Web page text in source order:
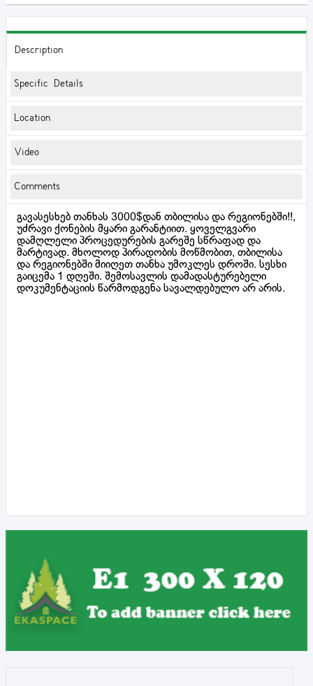
Description
Specific Details
Location
Video
Comments
გავასესხებ თანხას 3000$დან თბილისა და რეგიონებში!!,
უძრავი ქონების მყარი გარანტიით. ყოველგვარი
დამღლელი პროცედურების გარეშე სწრაფად და
მარტივად. მხოლოდ პირადობის მოწმობით, თბილისა
და რეგიონებში მიიღეთ თანხა უმოკლეს დროში. სესხი
გაიცემა 1 დღეში. შემოსავლის დამადასტურებელი
დოკუმენტაციის წარმოდგენა სავალდებულო არ არის.